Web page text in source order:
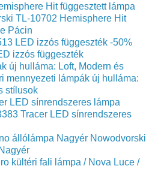
Hit függesztett lámpa
TL-10702 Hemisphere Hit
Pácin
LED izzós függeszték -50%
izzós függeszték
új hulláma: Loft, Modern és
mennyezeti lámpák új hulláma:
stílusok
LED sínrendszeres lámpa
Tracer LED sínrendszeres
állólámpa Nagyér Nowodvorski
kültéri fali lámpa / Nova Luce /